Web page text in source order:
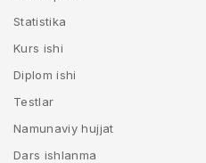
Statistika
Kurs ishi
Diplom ishi
Testlar
Namunaviy hujjat
Dars ishlanma